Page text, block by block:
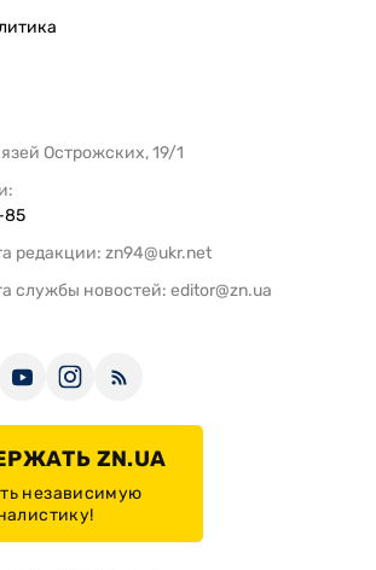
Острожских, 19/1
85
редакции: zn94@ukr.net
службы новостей: editor@zn.ua
ZN.UA
независимую